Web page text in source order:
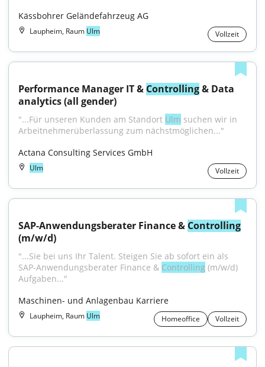
Kässbohrer Geländefahrzeug AG
Laupheim, Raum Ulm Vollzeit
Performance Manager IT & Controlling & Data
analytics (all gender)
"...Für unseren Kunden am Standort Ulm suchen wir in
Arbeitnehmerüberlassung zum nächstmöglichen..."
Actana Consulting Services GmbH
Ulm Vollzeit
SAP-Anwendungsberater Finance & Controlling
(m/w/d)
"...Sie bei uns Ihr Talent. Steigen Sie ab sofort ein als
SAP-Anwendungsberater Finance & Controlling (m/w/d)
Aufgaben..."
Maschinen- und Anlagenbau Karriere
Laupheim, Raum Ulm Homeoffice Vollzeit